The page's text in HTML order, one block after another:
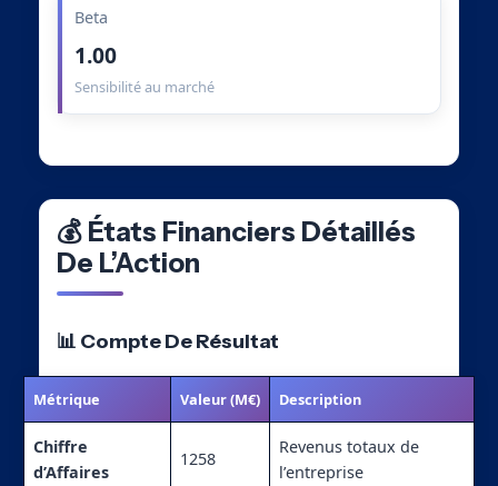
Beta
1.00
Sensibilité au marché
💰 États Financiers Détaillés
De L’Action
📊 Compte De Résultat
Métrique Valeur (M€) Description
Chiffre
d’Affaires
1258
Revenus totaux de
l’entreprise